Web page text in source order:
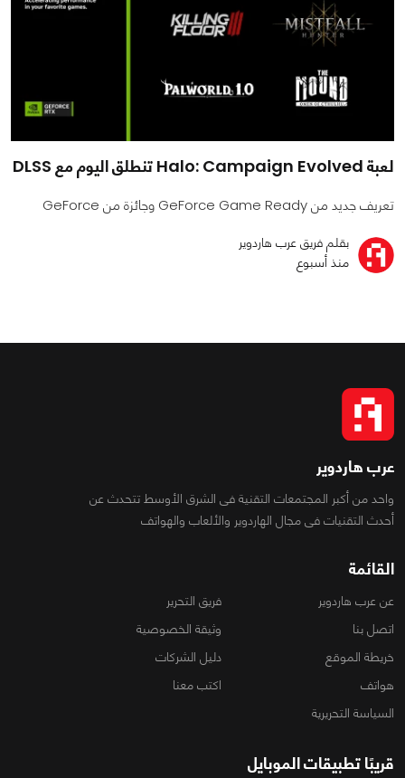
لعبة Halo: Campaign Evolved تنطلق اليوم مع DLSS
تعريف جديد من GeForce Game Ready وجائزة من GeForce
بقلم فريق عرب هاردوير
منذ أسبوع
عرب هاردوير
واحد من أكبر المجتمعات التقنية فى الشرق الأوسط تتحدث عن
أحدث التقنيات فى مجال الهاردوير والألعاب والهواتف
القائمة
عن عرب هاردوير
فريق التحرير
اتصل بنا
وثيقة الخصوصية
خريطة الموقع
دليل الشركات
هواتف
اكتب معنا
السياسة التحريرية
قريبًا تطبيقات الموبايل